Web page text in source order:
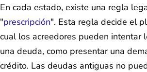
En cada estado, existe una regla
"prescripción". Esta regla decide el
cual los acreedores pueden intentar
una deuda, como presentar una
crédito. Las deudas antiguas no